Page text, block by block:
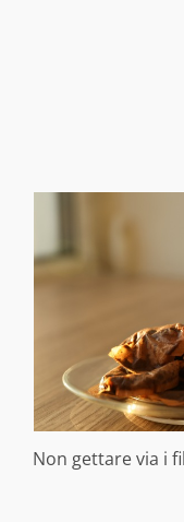
Non gettare via i